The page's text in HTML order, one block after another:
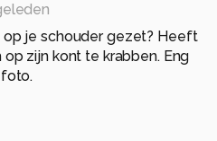
op je schouder gezet? Heeft
zijn kont te krabben. Eng